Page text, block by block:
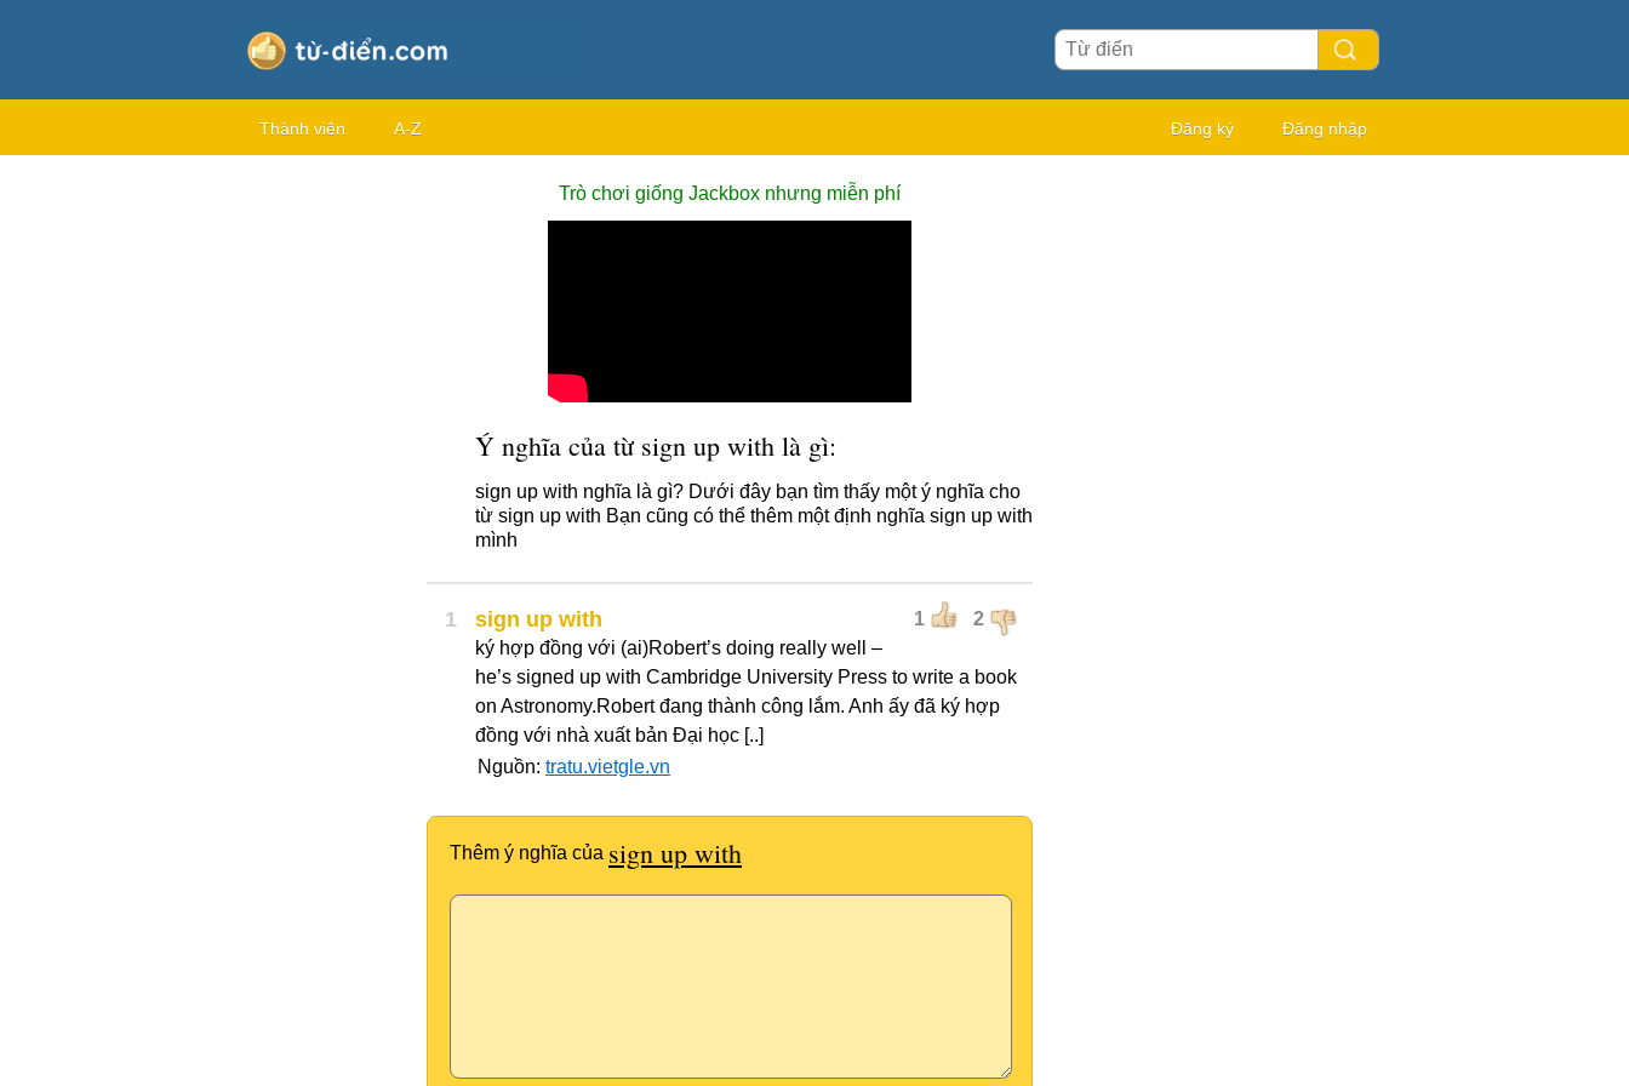
Thành viên A-Z Đăng ký Đăng nhập
Trò chơi giống Jackbox nhưng miễn phí
Ý nghĩa của từ sign up with là gì:
sign up with nghĩa là gì? Dưới đây bạn tìm thấy một ý nghĩa cho
từ sign up with Bạn cũng có thể thêm một định nghĩa sign up with
mình
1 1 2
sign up with
ký hợp đồng với (ai)Robert’s doing really well –
he’s signed up with Cambridge University Press to write a book
on Astronomy.Robert đang thành công lắm. Anh ấy đã ký hợp
đồng với nhà xuất bản Đại học [..]
Nguồn: tratu.vietgle.vn
Thêm ý nghĩa của sign up with